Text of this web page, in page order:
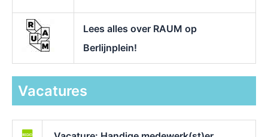
Lees alles over RAUM op
Berlijnplein!
Vacatures